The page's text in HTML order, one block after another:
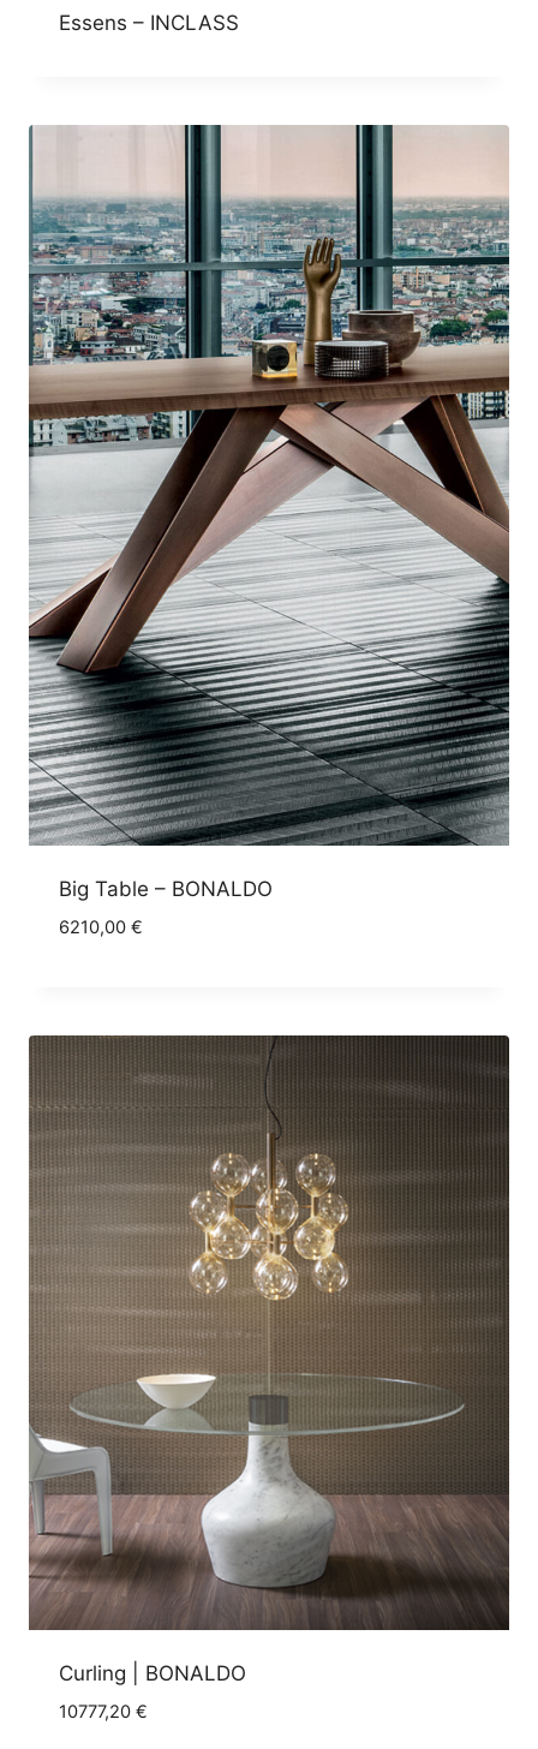
Essens – INCLASS
Big Table – BONALDO
6210,00 €
Curling | BONALDO
10777,20 €